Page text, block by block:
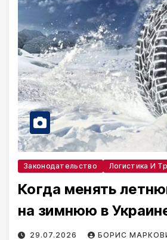
Законодательство Логистика И
Когда менять
на зимнюю в
29.07.2026 БОРИС